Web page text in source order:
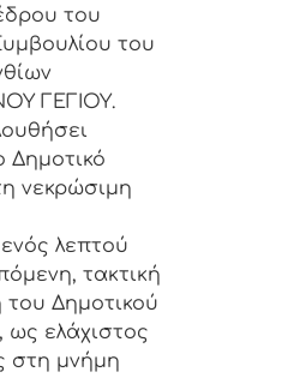
του
του
ΓΕΓΙΟΥ.
νεκρώσιμη
λεπτού
τακτική
Δημοτικού
ως ελάχιστος
στη μνήμη